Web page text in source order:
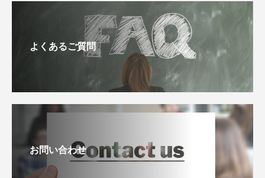
よくあるご質問
お問い合わせ